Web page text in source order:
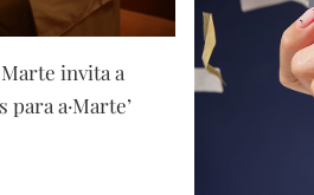
invita a
para a·Marte’